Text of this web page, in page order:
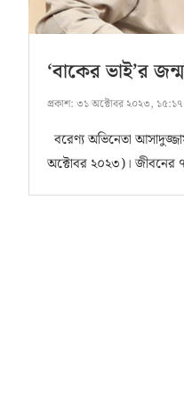
‘বাকের ভাই’র
প্রকাশ: ৩১ অক্টোবর ২০২৩, ১৫:১৭
বরেণ্য অভিনেতা
অক্টোবর ২০২৩)। জীবনের